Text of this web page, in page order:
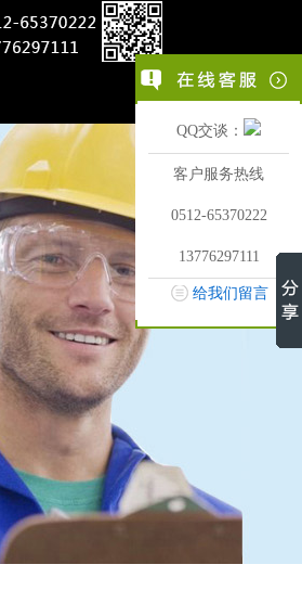
QQ交谈：
客户服务热线
0512-65370222
13776297111
给我们留言